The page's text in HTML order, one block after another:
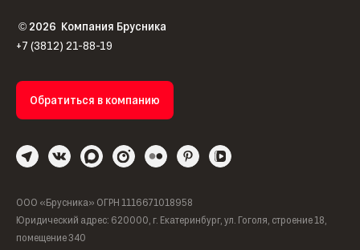
©2026 Компания Брусника
+7 (3812) 21-88-19
Обратиться в компанию
ООО «Брусника» ОГРН 1116671018958
Юридический адрес: 620000, г. Екатеринбург, ул. Гоголя, строение 18,
помещение 340